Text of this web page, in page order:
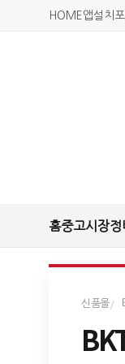
HOME 앱설치
홈중고시장정
신품몰